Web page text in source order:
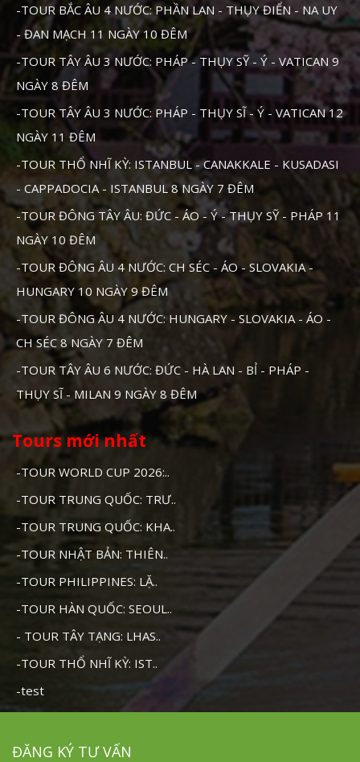
-TOUR BẮC ÂU 4 NƯỚC: PHẦN LAN - THỤY ĐIỂN - NA UY
- ĐAN MẠCH 11 NGÀY 10 ĐÊM
-TOUR TÂY ÂU 3 NƯỚC: PHÁP - THỤY SỸ - Ý - VATICAN 9
NGÀY 8 ĐÊM
-TOUR TÂY ÂU 3 NƯỚC: PHÁP - THỤY SĨ - Ý - VATICAN 12
NGÀY 11 ĐÊM
-TOUR THỔ NHĨ KỲ: ISTANBUL - CANAKKALE - KUSADASI
- CAPPADOCIA - ISTANBUL 8 NGÀY 7 ĐÊM
-TOUR ĐÔNG TÂY ÂU: ĐỨC - ÁO - Ý - THỤY SỸ - PHÁP 11
NGÀY 10 ĐÊM
-TOUR ĐÔNG ÂU 4 NƯỚC: CH SÉC - ÁO - SLOVAKIA -
HUNGARY 10 NGÀY 9 ĐÊM
-TOUR ĐÔNG ÂU 4 NƯỚC: HUNGARY - SLOVAKIA - ÁO -
CH SÉC 8 NGÀY 7 ĐÊM
-TOUR TÂY ÂU 6 NƯỚC: ĐỨC - HÀ LAN - BỈ - PHÁP -
THỤY SĨ - MILAN 9 NGÀY 8 ĐÊM
Tours mới nhất
-TOUR WORLD CUP 2026:..
-TOUR TRUNG QUỐC: TRƯ..
-TOUR TRUNG QUỐC: KHA..
-TOUR NHẬT BẢN: THIÊN..
-TOUR PHILIPPINES: LẶ..
-TOUR HÀN QUỐC: SEOUL..
- TOUR TÂY TẠNG: LHAS..
-TOUR THỔ NHĨ KỲ: IST..
-test
ĐĂNG KÝ TƯ VẤN